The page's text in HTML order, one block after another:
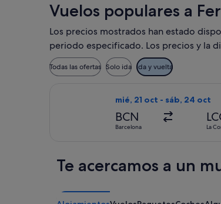
Vuelos populares a
Los precios mostrados han estado
periodo especificado. Los precios y la
Todas las ofertas Solo ida Ida y vuelta
mié, 21 oct - sáb, 24 oct
BCN
Barcelona La
Te acercamos a un